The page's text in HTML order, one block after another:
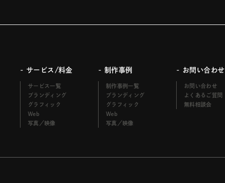
- サービス/料金
サービス一覧
ブランディング
グラフィック
Web
写真／映像
- 制作事例
制作事例一覧
ブランディング
グラフィック
Web
写真／映像
- お問い合わせ
お問い合わせ
よくあるご質問
無料相談会